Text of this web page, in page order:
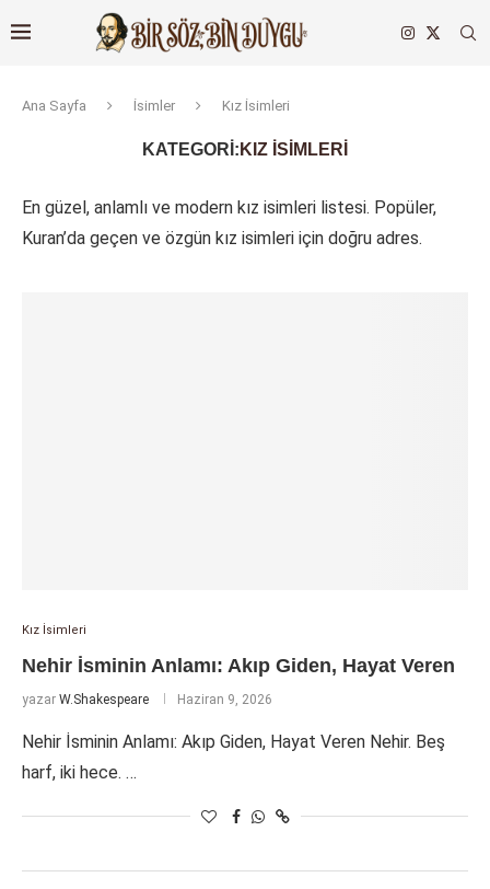
Ana Sayfa İsimler Kız İsimleri
KATEGORI: KIZ İSIMLERI
En güzel, anlamlı ve modern kız isimleri listesi. Popüler,
Kuran’da geçen ve özgün kız isimleri için doğru adres.
Kız İsimleri
Nehir İsminin Anlamı: Akıp Giden, Hayat Veren
yazar W.Shakespeare Haziran 9, 2026
Nehir İsminin Anlamı: Akıp Giden, Hayat Veren Nehir. Beş
harf, iki hece. …